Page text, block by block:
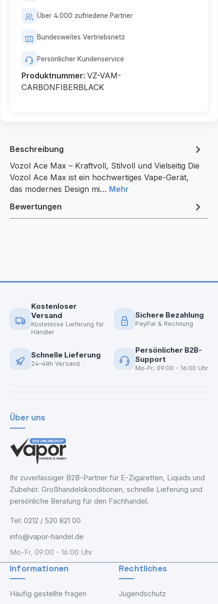
Über 4.000 zufriedene Partner
Bundesweites Vertriebsnetz
Persönlicher Kundenservice
Produktnummer: VZ-VAM-
CARBONFIBERBLACK
Beschreibung
Vozol Ace Max – Kraftvoll, Stilvoll und Vielseitig Die
Vozol Ace Max ist ein hochwertiges Vape-Gerät,
das modernes Design mi… Mehr
Bewertungen
Kostenloser
Versand
Kostenlose Lieferung für
Händler
Sichere Bezahlung
PayPal & Rechnung
Schnelle Lieferung
24–48h Versand
Persönlicher B2B-
Support
Mo-Fr, 09:00 - 16:00 Uhr
Über uns
Ihr zuverlässiger B2B-Partner für E-Zigaretten, Liquids und
Zubehör. Großhandelskonditionen, schnelle Lieferung und
persönliche Beratung für den Fachhandel.
Tel: 0212 / 520 821 00
info@vapor-handel.de
Mo-Fr, 09:00 - 16:00 Uhr
Informationen
Häufig gestellte fragen
Rechtliches
Jugendschutz